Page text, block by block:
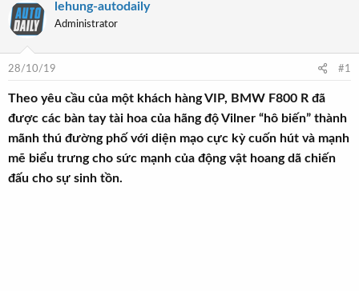
r
e
d
t
a
r
r
à
đ
ầ
u
lehung-autodaily
Administrator
28/10/19 #1
Theo yêu cầu của một khách hàng VIP, BMW F800 R đã
được các bàn tay tài hoa của hãng độ Vilner “hô biến” thành
mãnh thú đường phố với diện mạo cực kỳ cuốn hút và mạnh
mẽ biểu trưng cho sức mạnh của động vật hoang dã chiến
đấu cho sự sinh tồn.